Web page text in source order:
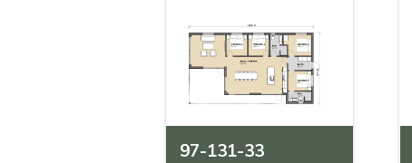
97-131-33